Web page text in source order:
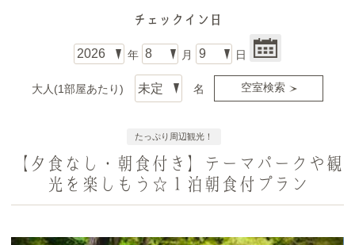
チェックイン日
年 月 日
大人(1部屋あたり) 名
たっぷり周辺観光！
【夕食なし・朝食付き】テーマパークや観
光を楽しもう☆１泊朝食付プラン